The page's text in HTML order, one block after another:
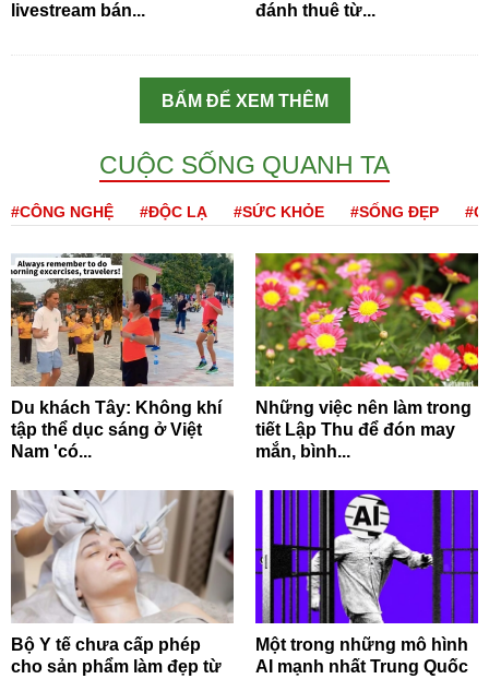
livestream bán...
đánh thuê từ...
BẤM ĐỂ XEM THÊM
CUỘC SỐNG QUANH TA
#CÔNG NGHỆ #ĐỘC LẠ #SỨC KHỎE #SỐNG ĐẸP
Du khách Tây: Không khí
tập thể dục sáng ở Việt
Nam 'có...
Những việc nên làm trong
tiết Lập Thu để đón may
mắn, bình...
Bộ Y tế chưa cấp phép
cho sản phẩm làm đẹp từ
Một trong những mô hình
AI mạnh nhất Trung Quốc